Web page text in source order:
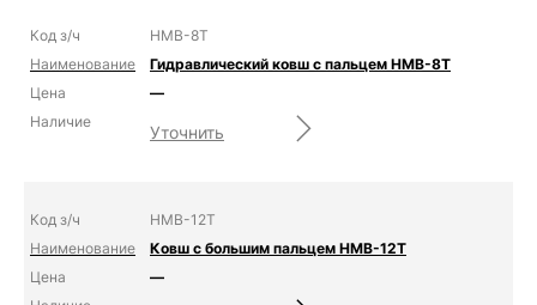
HMB-8T
Гидравлический ковш с пальцем HMB-8T
—
Уточнить
HMB-12T
Ковш с большим пальцем HMB-12T
—